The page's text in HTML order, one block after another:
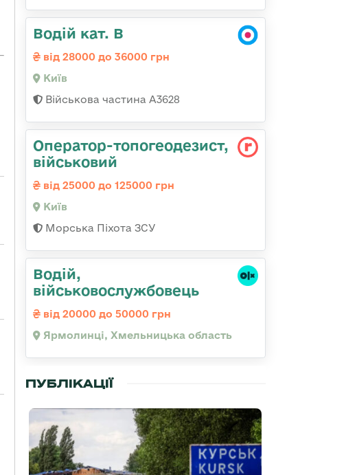
Водій кат. В
від 28000 до 36000 грн
Київ
Військова частина А3628
Опеpатоp-топогеодезист,
військовий
від 25000 до 125000 грн
Київ
Морська Піхота ЗСУ
Водій,
військовослужбовець
від 20000 до 50000 грн
Ярмолинці, Хмельницька область
ПУБЛІКАЦІЇ